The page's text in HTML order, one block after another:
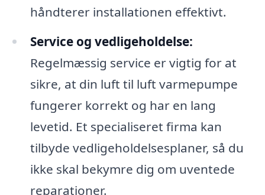
håndterer installationen effektivt.
Service og vedligeholdelse:
Regelmæssig service er vigtig for at
sikre, at din luft til luft varmepumpe
fungerer korrekt og har en lang
levetid. Et specialiseret firma kan
tilbyde vedligeholdelsesplaner, så du
ikke skal bekymre dig om uventede
reparationer.